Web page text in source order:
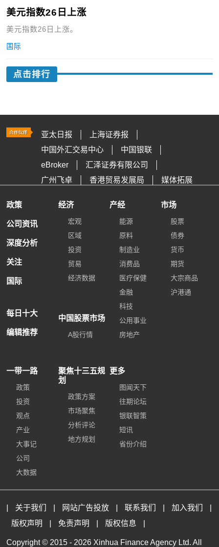
美元指数26日上涨
美元指数26日上涨。
国际
点击排行
亚太日报
上海证券报
中国外汇交易中心
中国银联
eBroker
汇泽证券有限公司
广州飞卓
香港贸易发展局 媒体拓展
政策
公司资讯
深度分析
关注
国际
每日十大
编辑推荐
经济
宏观
区域
投资
贸易
经济数据
中国股票市场
A股行情
产经
能源
原料
制造业
消费品
医疗保健
金融
科技
公用事业
房地产
市场
股票
债券
货币
期货
大宗商品
沪港通
一带一路
政策
投资
观点
产业
大事记
公司
大数据
聚焦十三五规
划
政策方案
市场聚焦
分析评论
地方规划
更多
图闻天下
往期论坛
银联智策
短讯
省份介绍
关于我们 网站广告投放 联系我们 加入我们
版权声明
免责声明 版权信息
Copyright © 2015 - 2026 Xinhua Finance Agency Ltd. All